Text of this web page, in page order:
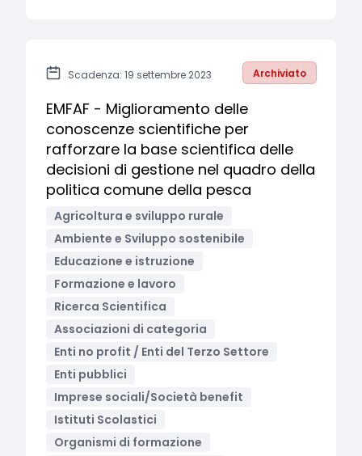
Scadenza: 19 settembre 2023 Archiviato
EMFAF - Miglioramento delle
conoscenze scientifiche per
rafforzare la base scientifica delle
decisioni di gestione nel quadro della
politica comune della pesca
Agricoltura e sviluppo rurale
Ambiente e Sviluppo sostenibile
Educazione e istruzione
Formazione e lavoro
Ricerca Scientifica
Associazioni di categoria
Enti no profit / Enti del Terzo Settore
Enti pubblici
Imprese sociali/Società benefit
Istituti Scolastici
Organismi di formazione